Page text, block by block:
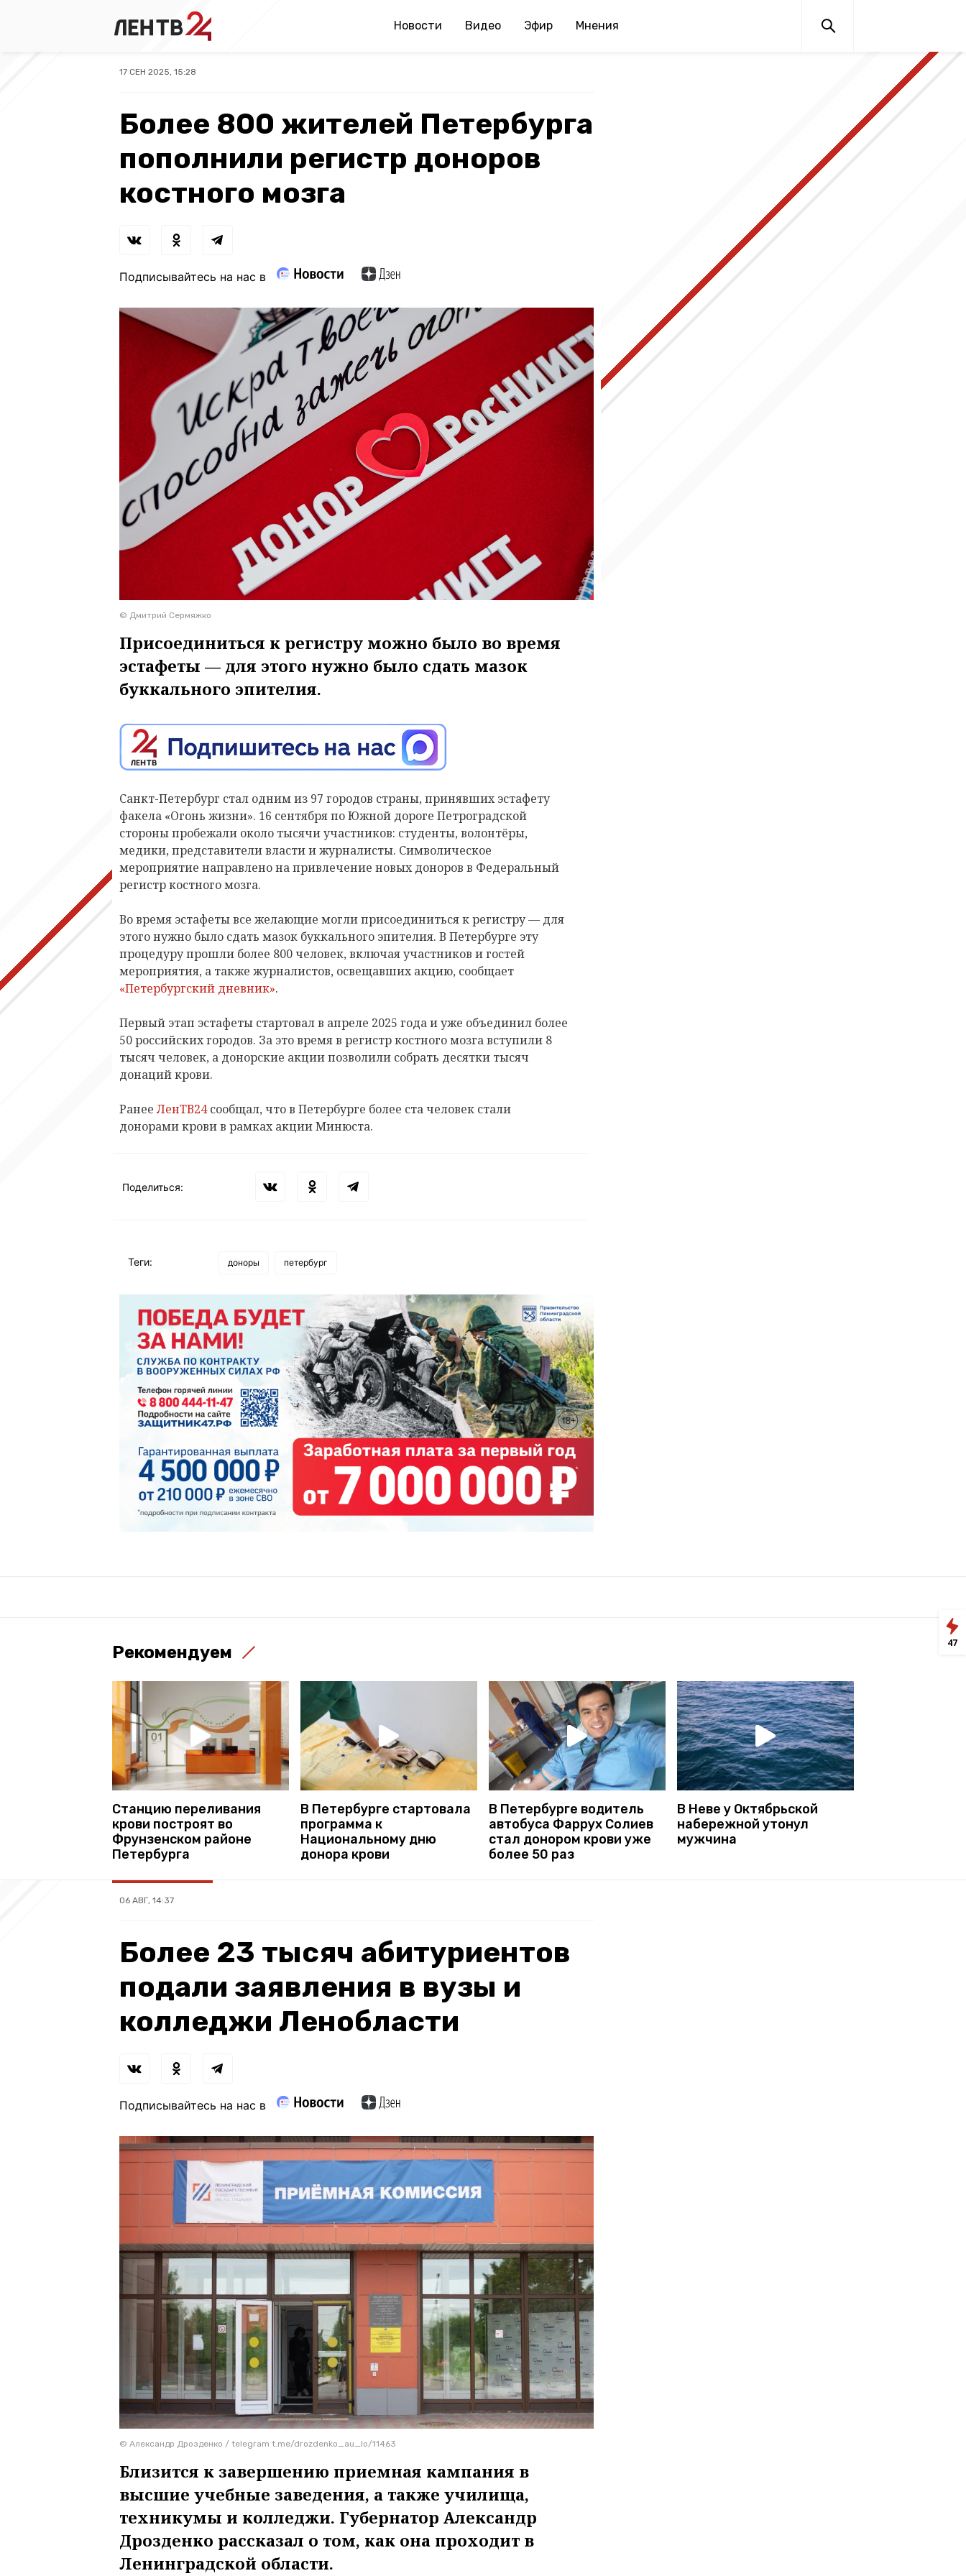
Новости Видео Эфир Мнения
17 СЕН 2025, 15:28
Более 800 жителей Петербурга
пополнили регистр доноров
костного мозга
Подписывайтесь на нас в
© Дмитрий Сермяжко
Присоединиться к регистру можно было во время
эстафеты — для этого нужно было сдать мазок
буккального эпителия.
Санкт-Петербург стал одним из 97 городов страны, принявших эстафету
факела «Огонь жизни». 16 сентября по Южной дороге Петроградской
стороны пробежали около тысячи участников: студенты, волонтёры,
медики, представители власти и журналисты. Символическое
мероприятие направлено на привлечение новых доноров в Федеральный
регистр костного мозга.
Во время эстафеты все желающие могли присоединиться к регистру — для
этого нужно было сдать мазок буккального эпителия. В Петербурге эту
процедуру прошли более 800 человек, включая участников и гостей
мероприятия, а также журналистов, освещавших акцию, сообщает
«Петербургский дневник».
Первый этап эстафеты стартовал в апреле 2025 года и уже объединил более
50 российских городов. За это время в регистр костного мозга вступили 8
тысяч человек, а донорские акции позволили собрать десятки тысяч
донаций крови.
Ранее ЛенТВ24сообщал, что в Петербурге более ста человек стали
донорами крови в рамках акции Минюста.
Поделиться:
Теги: доноры петербург
Рекомендуем
Станцию переливания
крови построят во
Фрунзенском районе
Петербурга
В Петербурге стартовала
программа к
Национальному дню
донора крови
В Петербурге водитель
автобуса Фаррух Солиев
стал донором крови уже
более 50 раз
В Неве у Октябрьской
набережной утонул
мужчина
06 АВГ, 14:37
Более 23 тысяч абитуриентов
подали заявления в вузы и
колледжи Ленобласти
Подписывайтесь на нас в
© Александр Дрозденко / telegram t.me/drozdenko_au_lo/11463
Близится к завершению приемная кампания в
высшие учебные заведения, а также училища,
техникумы и колледжи. Губернатор Александр
Дрозденко рассказал о том, как она проходит в
Ленинградской области.
47